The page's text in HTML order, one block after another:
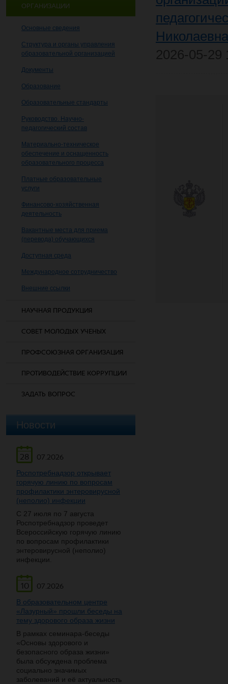
ОРГАНИЗАЦИИ
Основные сведения
Структура и органы управления
образовательной организацией
Документы
Образование
Образовательные стандарты
Руководство. Научно-
педагогический состав
Материально-техническое
обеспечение и оснащенность
образовательного процесса
Платные образовательные
услуги
Финансово-хозяйственная
деятельность
Вакантные места для приема
(перевода) обучающихся
Доступная среда
Международное сотрудничество
Внешние ссылки
НАУЧНАЯ ПРОДУКЦИЯ
СОВЕТ МОЛОДЫХ УЧЕНЫХ
ПРОФСОЮЗНАЯ ОРГАНИЗАЦИЯ
ПРОТИВОДЕЙСТВИЕ КОРРУПЦИИ
ЗАДАТЬ ВОПРОС
Новости
28
07.2026
Роспотребнадзор открывает
горячую линию по вопросам
профилактики энтеровирусной
(неполио) инфекции
С 27 июля по 7 августа
Роспотребнадзор проведет
Всероссийскую горячую линию
по вопросам профилактики
энтеровирусной (неполио)
инфекции.
10
07.2026
В образовательном центре
«Лазурный» прошли беседы на
тему здорового образа жизни
В рамках семинара-беседы
«Основы здорового и
безопасного образа жизни»
была обсуждена проблема
социально значимых
заболеваний и её актуальность
Николаевна